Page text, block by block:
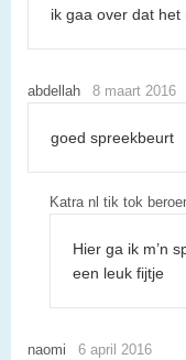
ik gaa over dat het
abdellah 8 maart 2016
goed spreekbeurt
Katra nl tik tok
Hier ga ik m’n
een leuk fijtje
naomi 6 april 2016